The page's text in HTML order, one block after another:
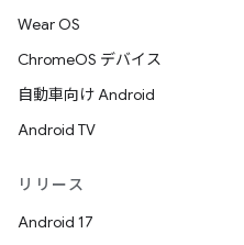
Wear OS
ChromeOS デバイス
自動車向け Android
Android TV
リリース
Android 17